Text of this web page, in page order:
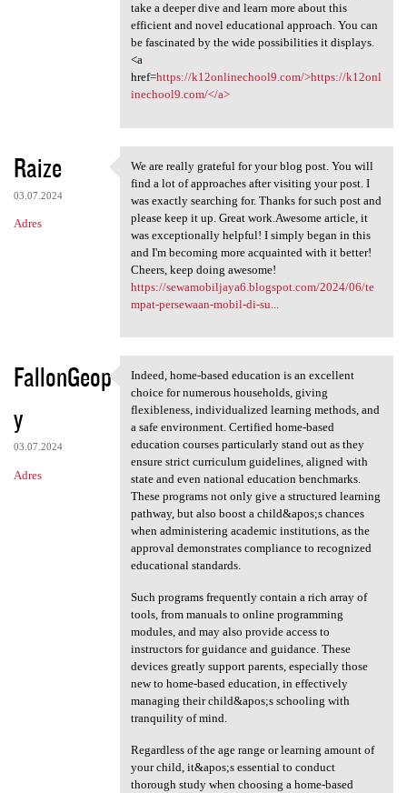
take a deeper dive and learn more about this
efficient and novel educational approach. You can
be fascinated by the wide possibilities it displays.
<a
href=https://k12onlinechool9.com/>https://k12onl
inechool9.com/</a>
Raize
03.07.2024
Adres
We are really grateful for
We are really grateful for your blog post. You will
find a lot of approaches after visiting your post. I
was exactly searching for. Thanks for such post and
please keep it up. Great work.Awesome article, it
was exceptionally helpful! I simply began in this
and I'm becoming more acquainted with it better!
Cheers, keep doing awesome!
https://sewamobiljaya6.blogspot.com/2024/06/te
mpat-persewaan-mobil-di-su...
FallonGeop
y
03.07.2024
Adres
Indeed, home-based education
Indeed, home-based education is an excellent
choice for numerous households, giving
flexibleness, individualized learning methods, and
a safe environment. Certified home-based
education courses particularly stand out as they
ensure strict curriculum guidelines, aligned with
state and even national education benchmarks.
These programs not only give a structured learning
pathway, but also boost a child&apos;s chances
when administering academic institutions, as the
approval demonstrates compliance to recognized
educational standards.
Such programs frequently contain a rich array of
tools, from manuals to online programming
modules, and may also provide access to
instructors for guidance and guidance. These
devices greatly support parents, especially those
new to home-based education, in effectively
managing their child&apos;s schooling with
tranquility of mind.
Regardless of the age range or learning amount of
your child, it&apos;s essential to conduct
thorough study when choosing a home-based